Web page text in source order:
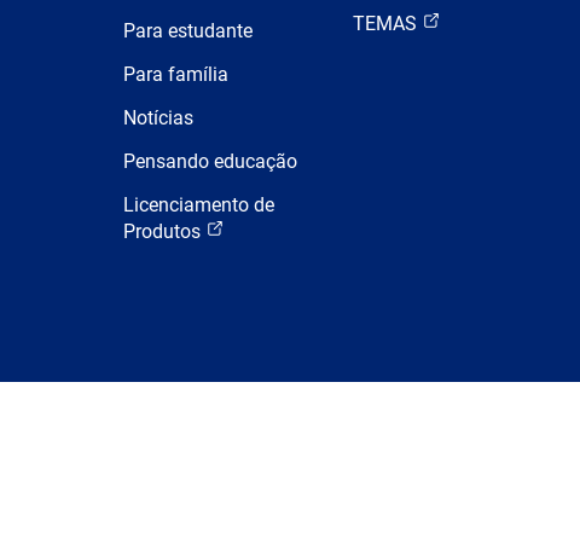
Para estudante
Para família
Notícias
Pensando educação
Licenciamento de
Produtos
TEMAS